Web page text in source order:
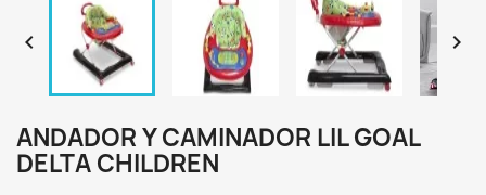
 
ANDADOR Y CAMINADOR LIL GOAL
DELTA CHILDREN